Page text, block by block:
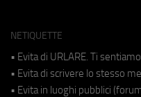
NETIQUETTE
• Evita di URLARE. Ti
• Evita di scrivere lo stesso
• Evita in luoghi pubblici